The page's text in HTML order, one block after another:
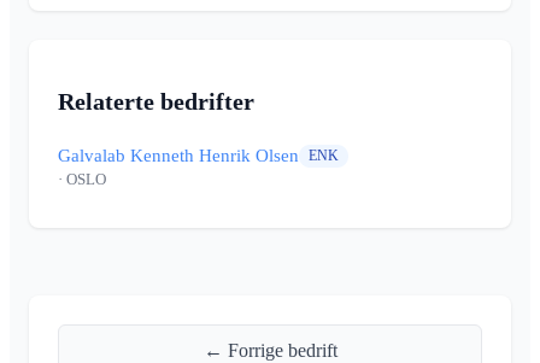
Relaterte bedrifter
Galvalab Kenneth Henrik Olsen ENK
· OSLO
← Forrige bedrift